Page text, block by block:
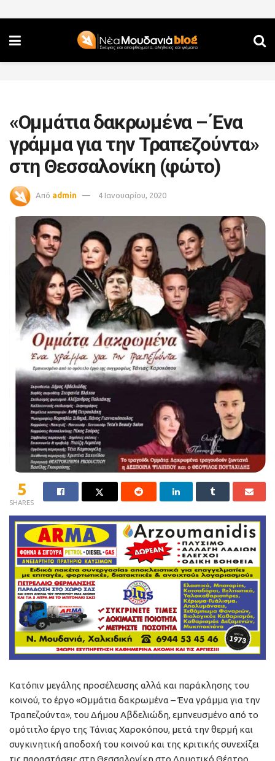
«Oμμάτια δακρωμένα – Ένα
γράμμα για την Τραπεζούντα»
στη Θεσσαλονίκη (φώτο)
Από admin 4 Ιανουαρίου, 2020
5
SHARES
Κατόπιν μεγάλης προσέλευσης αλλά και παράκλησης του
κοινού, το έργο «Ομμάτια δακρωμένα – Ένα γράμμα για την
Τραπεζούντα», του Δήμου Αβδελιώδη, εμπνευσμένο από το
ομότιτλο έργο της Τάνιας Χαροκόπου, μετά την θερμή και
συγκινητική αποδοχή του κοινού και της κριτικής συνεχίζει